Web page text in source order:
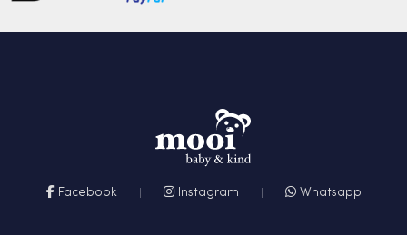
Facebook Instagram Whatsapp